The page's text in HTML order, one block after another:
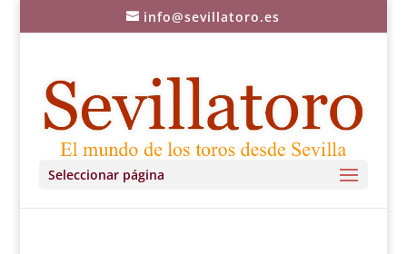
info@sevillatoro.es
Seleccionar página